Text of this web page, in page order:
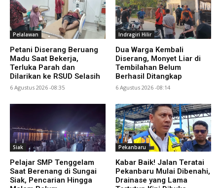
Pelalawan
Petani Diserang Beruang
Madu Saat Bekerja,
Terluka Parah dan
Dilarikan ke RSUD Selasih
6 Agustus 2026 -08:35
Indragiri Hilir
Dua Warga Kembali
Diserang, Monyet Liar di
Tembilahan Belum
Berhasil Ditangkap
6 Agustus 2026 -08:14
Siak
Pelajar SMP Tenggelam
Saat Berenang di Sungai
Siak, Pencarian Hingga
Pekanbaru
Kabar Baik! Jalan Teratai
Pekanbaru Mulai Dibenahi,
Drainase yang Lama